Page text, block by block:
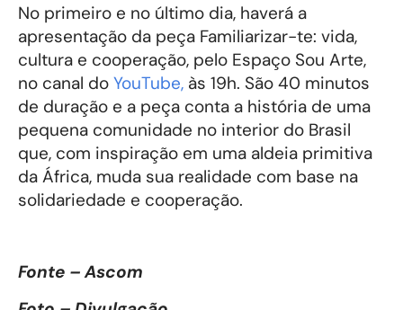
No primeiro e no último dia, haverá a
apresentação da peça Familiarizar-te: vida,
cultura e cooperação, pelo Espaço Sou Arte,
no canal do YouTube, às 19h. São 40 minutos
de duração e a peça conta a história de uma
pequena comunidade no interior do Brasil
que, com inspiração em uma aldeia primitiva
da África, muda sua realidade com base na
solidariedade e cooperação.
Fonte – Ascom